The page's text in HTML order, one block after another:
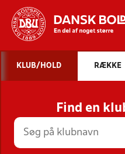
STILLINGER,
KLUB/HOLD RÆKKE
Find en